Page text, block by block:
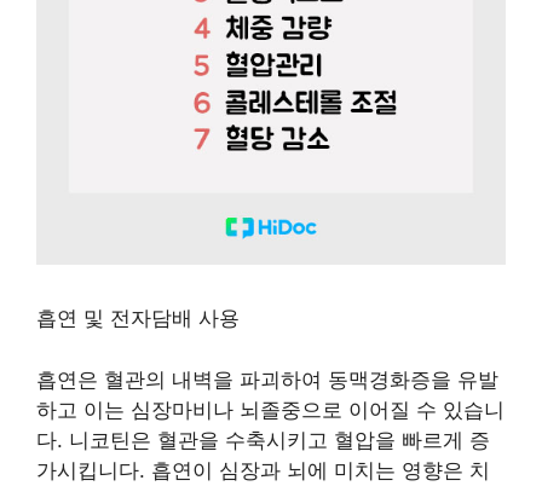
흡연 및 전자담배 사용
흡연은 혈관의 내벽을 파괴하여 동맥경화증을 유발
하고 이는 심장마비나 뇌졸중으로 이어질 수 있습니
다. 니코틴은 혈관을 수축시키고 혈압을 빠르게 증
가시킵니다. 흡연이 심장과 뇌에 미치는 영향은 치